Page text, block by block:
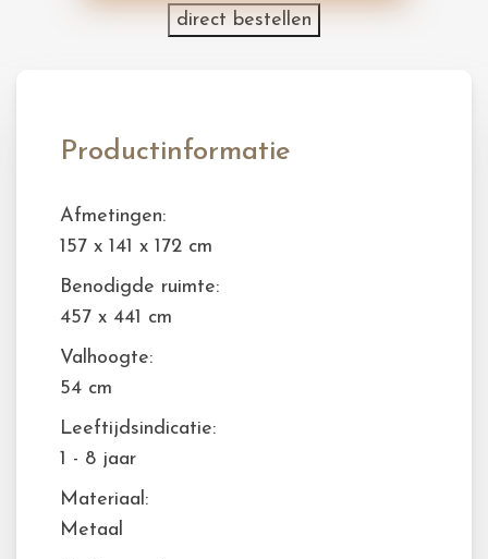
direct bestellen
Productinformatie
Afmetingen:
157 x 141 x 172 cm
Benodigde ruimte:
457 x 441 cm
Valhoogte:
54 cm
Leeftijdsindicatie:
1 - 8 jaar
Materiaal:
Metaal